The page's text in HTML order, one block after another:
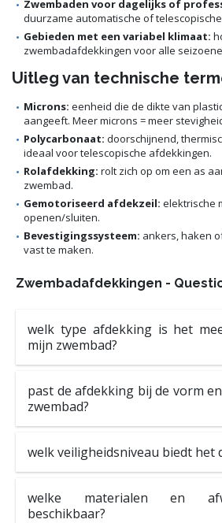
Zwembaden voor dagelijks of
duurzame automatische of
Gebieden met een variabel klimaat:
zwembadafdekkingen voor alle
Uitleg van technische
Microns: eenheid die de dikte van
aangeeft. Meer microns = meer
Polycarbonaat: doorschijnend,
ideaal voor telescopische afdekkingen.
Rolafdekking: rolt zich op om een as
zwembad.
Gemotoriseerd afdekzeil: elektrische
openen/sluiten.
Bevestigingssysteem: ankers, haken
vast te maken.
Zwembadafdekkingen -
welk type afdekking is het
mijn zwembad?
past de afdekking bij de vorm
zwembad?
welk veiligheidsniveau biedt het
welke materialen en
beschikbaar?